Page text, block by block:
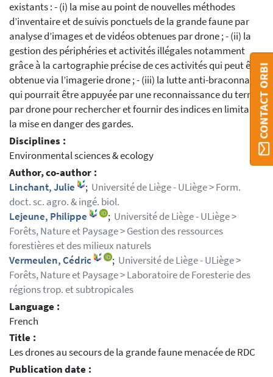
existants : - (i) la mise au point de nouvelles méthodes
d’inventaire et de suivis ponctuels de la grande faune par
analyse d’images et de vidéos obtenues par drone ; - (ii) la
gestion des périphéries et activités illégales notamment
grâce à la cartographie précise de ces activités qui peut être
obtenue via l’imagerie drone ; - (iii) la lutte anti-braconnage
qui pourrait être appuyée par une reconnaissance du terrain
par drone pour rechercher et fournir des indices en limitant
la mise en danger des gardes.
Disciplines :
Environmental sciences & ecology
Author, co-author :
Linchant, Julie
; Université de Liège - ULiège > Form.
doct. sc. agro. & ingé. biol.
Lejeune, Philippe
; Université de Liège - ULiège >
Forêts, Nature et Paysage > Gestion des ressources
forestières et des milieux naturels
Vermeulen, Cédric
; Université de Liège - ULiège >
Forêts, Nature et Paysage > Laboratoire de Foresterie des
régions trop. et subtropicales
Language :
French
Title :
Les drones au secours de la grande faune menacée de RDC
Publication date :
CONTACT ORBI